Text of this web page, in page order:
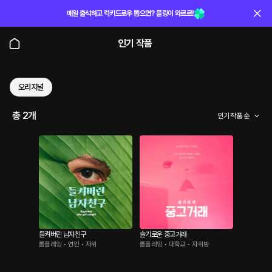
매일 출석하고 럭키드로우 뽑으면? 플링이 와르르!
인기 작품
오리지널
총 2개 인기 작품 순
들켜버린 남자친구
롤플레잉 • 연인 • 자위
슬기로운 중고거래
롤플레잉 • 대학교 • 자취방